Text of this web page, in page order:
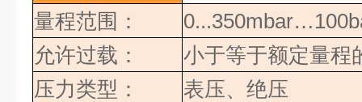
量程范围：
允许过载：
小于等于额定量程
压力类型：
表压、绝压